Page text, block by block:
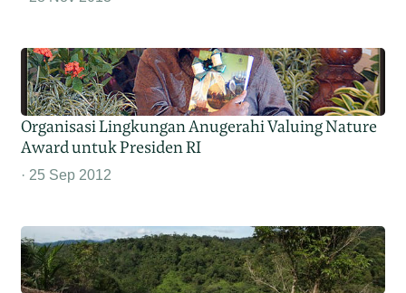
Organisasi Lingkungan Anugerahi Valuing Nature
Award untuk Presiden RI
25 Sep 2012